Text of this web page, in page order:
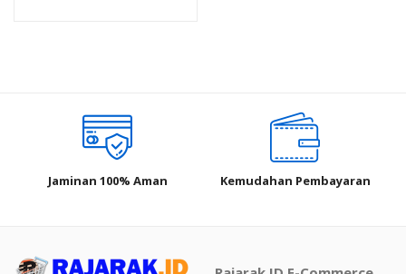
Jaminan 100% Aman Kemudahan Pembayaran